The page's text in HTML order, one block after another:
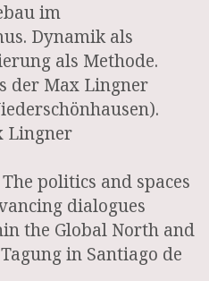
im
Dynamik als
als Methode.
der Max Lingner
Lingner
The politics and spaces
dialogues
the Global North and
in Santiago de